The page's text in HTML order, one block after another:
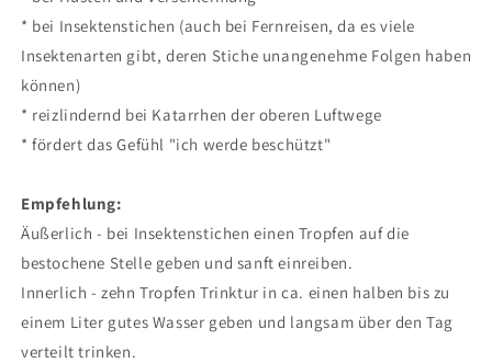
* bei Insektenstichen (auch bei Fernreisen, da es viele
Insektenarten gibt, deren Stiche unangenehme Folgen haben
können)
* reizlindernd bei Katarrhen der oberen Luftwege
* fördert das Gefühl "ich werde beschützt"
Empfehlung:
Äußerlich - bei Insektenstichen einen Tropfen auf die
bestochene Stelle geben und sanft einreiben.
Innerlich - zehn Tropfen Trinktur in ca. einen halben bis zu
einem Liter gutes Wasser geben und langsam über den Tag
verteilt trinken.